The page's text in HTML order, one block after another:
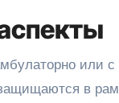
или
в